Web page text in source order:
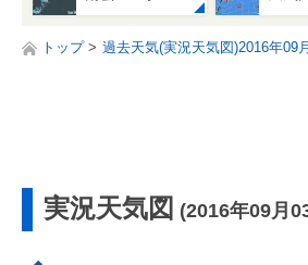
トップ 過去天気(実況天気図)2016年09
実況天気図 (2016年09月